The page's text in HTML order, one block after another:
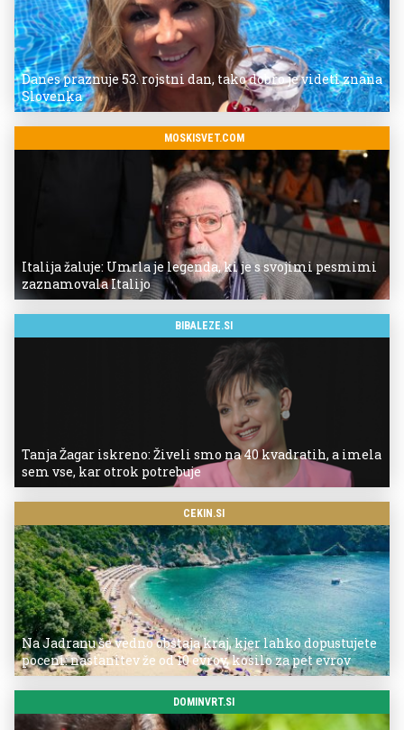
Danes praznuje 53. rojstni dan, tako dobro je videti znana
Slovenka
MOSKISVET.COM
Italija žaluje: Umrla je legenda, ki je s svojimi pesmimi
zaznamovala Italijo
BIBALEZE.SI
Tanja Žagar iskreno: Živeli smo na 40 kvadratih, a imela
sem vse, kar otrok potrebuje
CEKIN.SI
Na Jadranu še vedno obstaja kraj, kjer lahko dopustujete
poceni: nastanitev že od 10 evrov, kosilo za pet evrov
DOMINVRT.SI